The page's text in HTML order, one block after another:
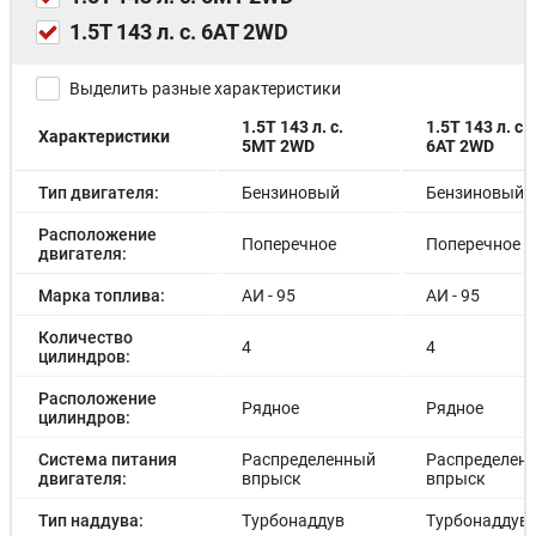
характеристиками парковки
Шесть динамиков
Светодиодная приборная панель
Салонный фильтр тонкой очистки
Двухзонный автоматический климат-контроль
Регулировка направления воздухообдува для заднего
Пневматический амортизатор капота
Беспроводное зарядное устройство для мобильного
Система очистки воздуха от PM2.5
Излучатель отрицательных ионов
Ксеноновые фары (опционально)
Дневные ходовые огни
"вежливый свет"
Корректор фар с ручной регулировкой
Регулировка яркости света
1.5T 143 л. с. 6AT 2WD
Выделить разные характеристики
Характеристики
1.5T 143 л. с.
5MT 2WD
1.5T 143 л. с.
6AT 2WD
Тип двигателя: Бензиновый Бензиновый
Расположение
двигателя:
Поперечное Поперечное
Марка топлива: АИ - 95 АИ - 95
Количество
цилиндров:
4 4
Расположение
цилиндров:
Рядное Рядное
Система питания
двигателя:
Распределенный
впрыск
впрыск
Тип наддува: Турбонаддув Турбонаддув